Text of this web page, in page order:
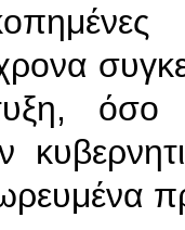
όσο